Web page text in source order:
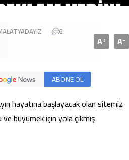
6
A+ A-
ABONE OL
hayatına başlayacak olan sitemiz
büyümek için yola çıkmış